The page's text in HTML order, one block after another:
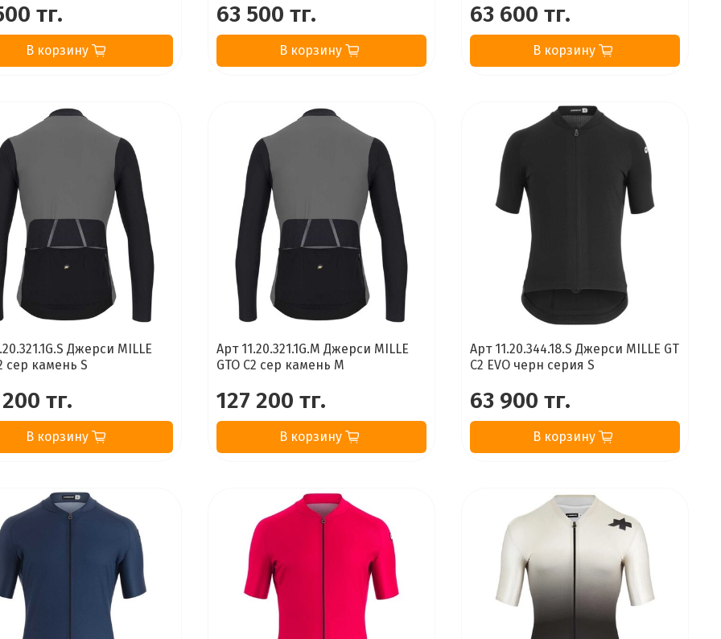
тг.
В корзину
63 500 тг.
В корзину
63 600 тг.
В корзину
Джерси MILLE
сер камень S
тг.
В корзину
Арт 11.20.321.1G.M Джерси MILLE
GTO C2 сер камень M
127 200 тг.
В корзину
Арт 11.20.344.18.S Джерси MILLE GT
C2 EVO черн серия S
63 900 тг.
В корзину